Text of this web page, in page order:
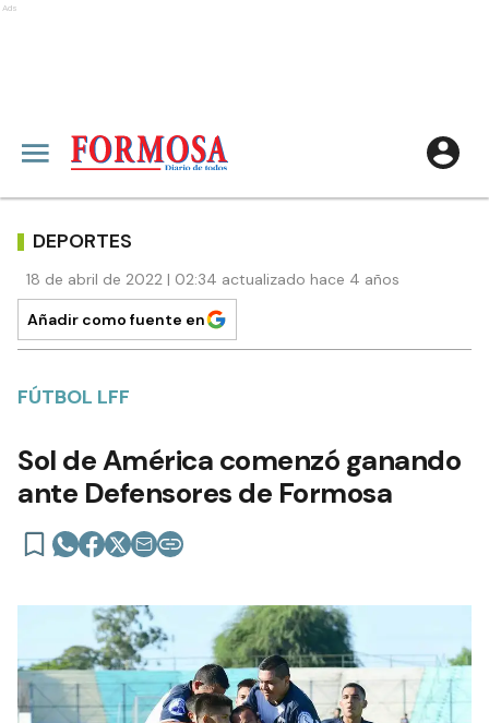
Ads
DEPORTES
18 de abril de 2022 | 02:34 actualizado hace 4 años
Añadir como fuente en
FÚTBOL LFF
Sol de América comenzó ganando
ante Defensores de Formosa